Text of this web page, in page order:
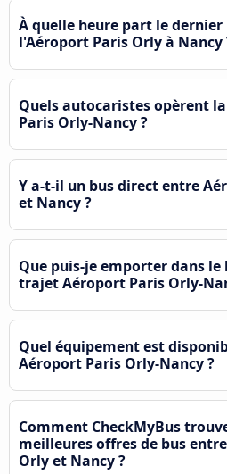
À quelle heure part le dernier
l'Aéroport Paris Orly à Nancy
Quels autocaristes opèrent
Paris Orly-Nancy ?
Y a-t-il un bus direct entre
et Nancy ?
Que puis-je emporter dans le
trajet Aéroport Paris Orly-
Quel équipement est
Aéroport Paris Orly-Nancy ?
Comment CheckMyBus
meilleures offres de bus
Orly et Nancy ?